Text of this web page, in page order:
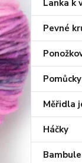
Lanka k
Pevné
Měřidla
Háčky
Bambule